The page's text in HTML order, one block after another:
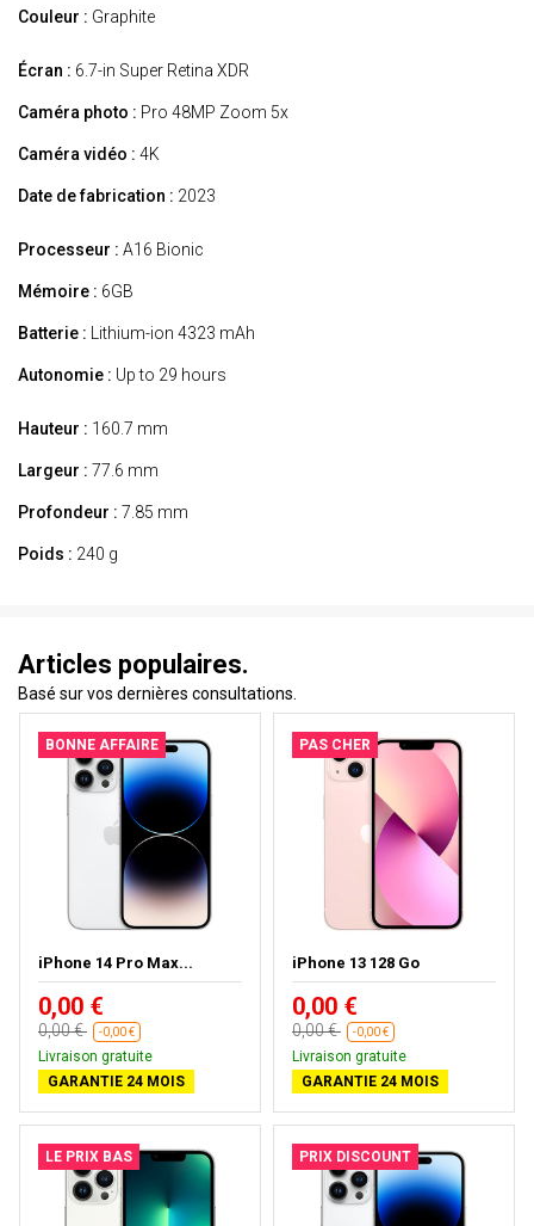
Couleur : Graphite
Écran : 6.7-in Super Retina XDR
Caméra photo : Pro 48MP Zoom 5x
Caméra vidéo : 4K
Date de fabrication : 2023
Processeur : A16 Bionic
Mémoire : 6GB
Batterie : Lithium-ion 4323 mAh
Autonomie : Up to 29 hours
Hauteur : 160.7 mm
Largeur : 77.6 mm
Profondeur : 7.85 mm
Poids : 240 g
Articles populaires.
Basé sur vos dernières consultations.
BONNE AFFAIRE
iPhone 14 Pro Max...
0,00 €
0,00 € -0,00 €
Livraison gratuite
GARANTIE 24 MOIS
PAS CHER
iPhone 13 128 Go
0,00 €
0,00 € -0,00 €
Livraison gratuite
GARANTIE 24 MOIS
LE PRIX BAS PRIX DISCOUNT